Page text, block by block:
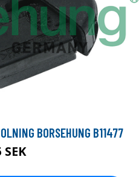
BORSEHUNG B11477
SEK